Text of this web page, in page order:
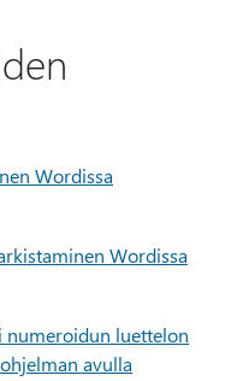
Wordissa
Wordissa
numeroidun luettelon
avulla